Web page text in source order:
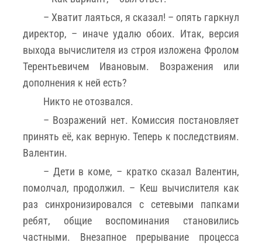
– Хватит лаяться, я сказал! – опять гаркнул
директор, – иначе удалю обоих. Итак, версия
выхода вычислителя из строя изложена Фролом
Терентьевичем Ивановым. Возражения или
дополнения к ней есть?
Никто не отозвался.
– Возражений нет. Комиссия постановляет
принять её, как верную. Теперь к последствиям.
Валентин.
– Дети в коме, – кратко сказал Валентин,
помолчал, продолжил. – Кеш вычислителя как
раз синхронизировался с сетевыми папками
ребят, общие воспоминания становились
частными. Внезапное прерывание процесса